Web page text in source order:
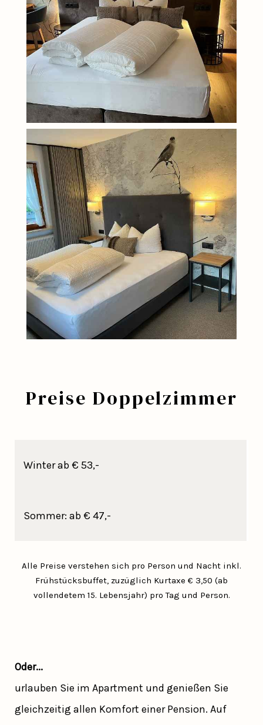
Preise Doppelzimmer
Winter ab € 53,-
Sommer: ab € 47,-
Alle Preise verstehen sich pro Person und Nacht inkl.
Frühstücksbuffet, zuzüglich Kurtaxe € 3,50 (ab
vollendetem 15. Lebensjahr) pro Tag und Person.
Oder...
urlauben Sie im Apartment und genießen Sie
gleichzeitig allen Komfort einer Pension. Auf